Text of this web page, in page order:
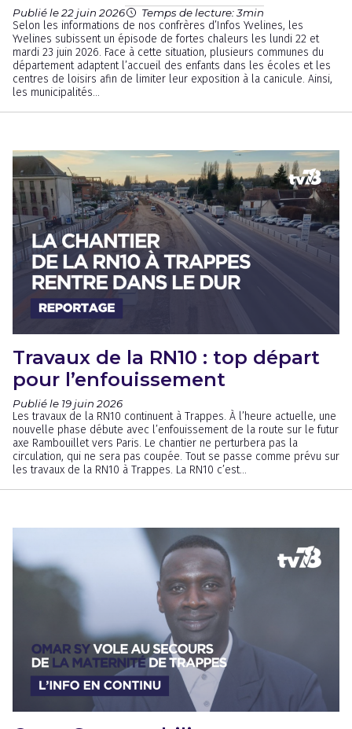
Publié le 22 juin 2026 Temps de lecture: 3min
Selon les informations de nos confrères d’Infos Yvelines, les
Yvelines subissent un épisode de fortes chaleurs les lundi 22 et
mardi 23 juin 2026. Face à cette situation, plusieurs communes du
département adaptent l’accueil des enfants dans les écoles et les
centres de loisirs afin de limiter leur exposition à la canicule. Ainsi,
les municipalités...
Travaux de la RN10 : top départ
pour l’enfouissement
Publié le 19 juin 2026
Les travaux de la RN10 continuent à Trappes. À l’heure actuelle, une
nouvelle phase débute avec l’enfouissement de la route sur le futur
axe Rambouillet vers Paris. Le chantier ne perturbera pas la
circulation, qui ne sera pas coupée. Tout se passe comme prévu sur
les travaux de la RN10 à Trappes. La RN10 c’est...